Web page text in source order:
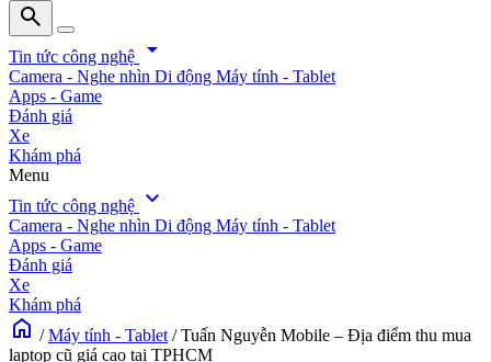
search
search
Tin tức công nghệ arrow_drop_down
Camera - Nghe nhìn Di động Máy tính - Tablet
Apps - Game
Đánh giá
Xe
Khám phá
Menu
Tin tức công nghệ expand_more
Camera - Nghe nhìn Di động Máy tính - Tablet
Apps - Game
Đánh giá
Xe
Khám phá
home / Máy tính - Tablet / Tuấn Nguyễn Mobile – Địa điểm thu mua
laptop cũ giá cao tại TPHCM